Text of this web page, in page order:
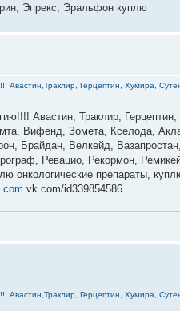
Эпрекс, Эральфон куплю
Авастин,Траклир, Герцептин, Хумира,
Авастин, Траклир,
Вифенд, Зомета, Кселода,
Брайдан, Велкейд,
Ревацио, Рекормон,
онкологические препараты,
vk.com/id339854586
Авастин,Траклир, Герцептин, Хумира,